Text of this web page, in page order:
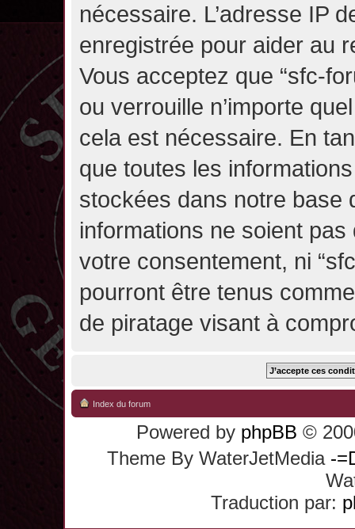
nécessaire. L’adresse IP
enregistrée pour aider au
Vous acceptez que “sfc-
ou verrouille n’importe
cela est nécessaire. En
que toutes les
stockées dans notre base
informations ne soient
votre consentement, ni
pourront être tenus
de piratage visant à
Index du forum
Powered by phpBB ©
Theme By WaterJetMedia -
Traduction par: